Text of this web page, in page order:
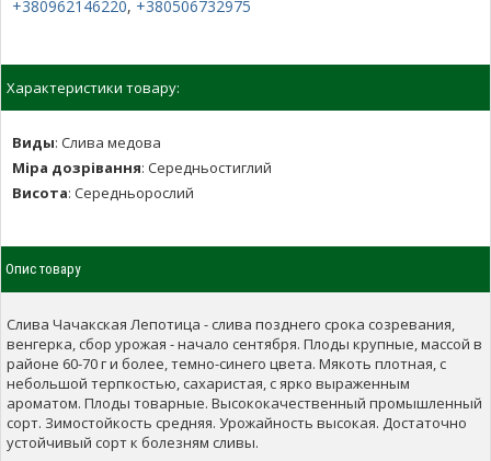
+380962146220, +380506732975
Характеристики товару:
Виды: Слива медова
Міра дозрівання: Середньостиглий
Висота: Середньорослий
Опис товару
Слива Чачакская Лепотица - слива позднего срока созревания,
венгерка, сбор урожая - начало сентября. Плоды крупные, массой в
районе 60-70 г и более, темно-синего цвета. Мякоть плотная, с
небольшой терпкостью, сахаристая, с ярко выраженным
ароматом. Плоды товарные. Высококачественный промышленный
сорт. Зимостойкость средняя. Урожайность высокая. Достаточно
устойчивый сорт к болезням сливы.